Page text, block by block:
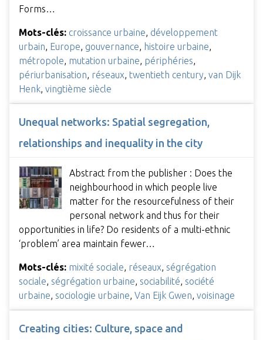
Forms…
Mots-clés: croissance urbaine développement
urbain Europe gouvernance histoire urbaine
métropole mutation urbaine périphéries
périurbanisation réseaux twentieth century van Dijk
Henk vingtième siècle
Unequal networks: Spatial segregation,
relationships and inequality in the city
Abstract from the publisher : Does the
neighbourhood in which people live
matter for the resourcefulness of their
personal network and thus for their
opportunities in life? Do residents of a multi-ethnic
‘problem’ area maintain fewer…
Mots-clés: mixité sociale, réseaux, ségrégation
sociale, ségrégation urbaine, sociabilité, société
urbaine, sociologie urbaine, Van Eijk Gwen, voisinage
Creating cities: Culture, space and